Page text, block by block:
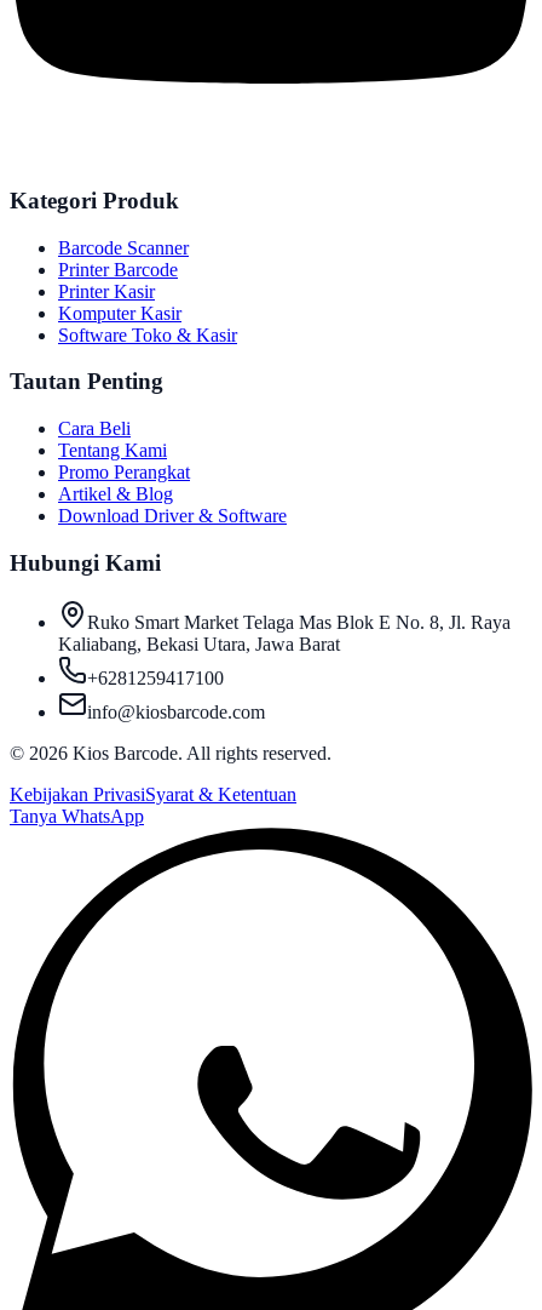
Kategori Produk
Barcode Scanner
Printer Barcode
Printer Kasir
Komputer Kasir
Software Toko & Kasir
Tautan Penting
Cara Beli
Tentang Kami
Promo Perangkat
Artikel & Blog
Download Driver & Software
Hubungi Kami
Ruko Smart Market Telaga Mas Blok E No. 8, Jl. Raya
Kaliabang, Bekasi Utara, Jawa Barat
+6281259417100
info@kiosbarcode.com
© 2026 Kios Barcode. All rights reserved.
Kebijakan PrivasiSyarat & Ketentuan
Tanya WhatsApp